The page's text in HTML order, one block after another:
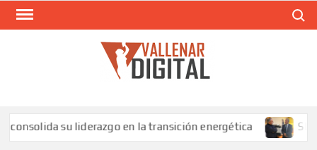
Saltar
su liderazgo en la transición energética SLEP